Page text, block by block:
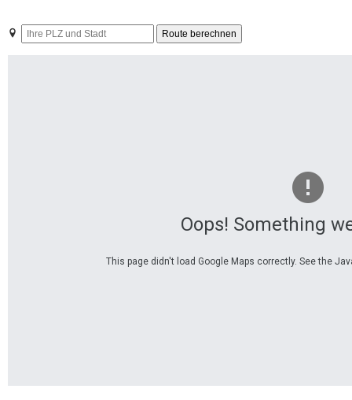
Ihre
PLZ
Oops! Something
This page didn't load Google Maps correctly. See the